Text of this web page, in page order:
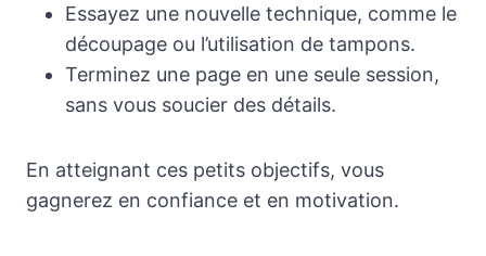
Essayez une nouvelle technique, comme le
découpage ou l’utilisation de tampons.
Terminez une page en une seule session,
sans vous soucier des détails.
En atteignant ces petits objectifs, vous
gagnerez en confiance et en motivation.